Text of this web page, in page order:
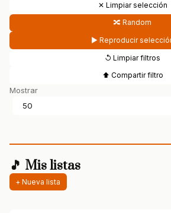
✕ Limpiar selección
🔀 Random
▶ Reproducir
↺ Limpiar filtros
⬆ Compartir filtro
Mostrar
🎵 Mis listas
+ Nueva lista